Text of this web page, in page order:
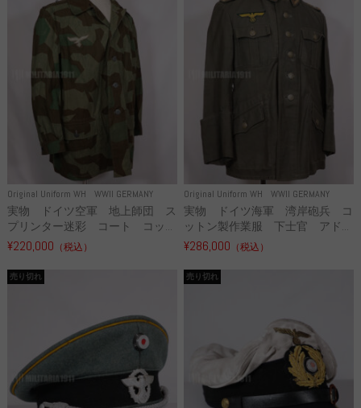
Original Uniform WH WWII GERMANY
実物 ドイツ空軍 地上師団 ス
プリンター迷彩 コート コッ...
¥220,000 （税込）
Original Uniform WH WWII GERMANY
実物 ドイツ海軍 湾岸砲兵 コ
ットン製作業服 下士官 アド...
¥286,000 （税込）
売り切れ 売り切れ